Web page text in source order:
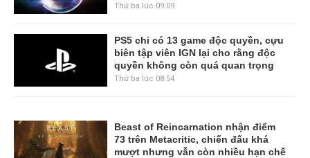
Thứ ba lúc 09:09
PS5 chỉ có 13 game độc quyền, cựu
biên tập viên IGN lại cho rằng độc
quyền không còn quá quan trọng
Thứ ba lúc 08:54
Beast of Reincarnation nhận điểm
73 trên Metacritic, chiến đấu khá
mượt nhưng vẫn còn nhiều hạn chế